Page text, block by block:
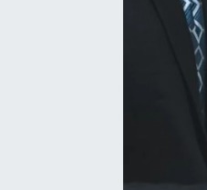
Ağır Sanayi Çözümleri